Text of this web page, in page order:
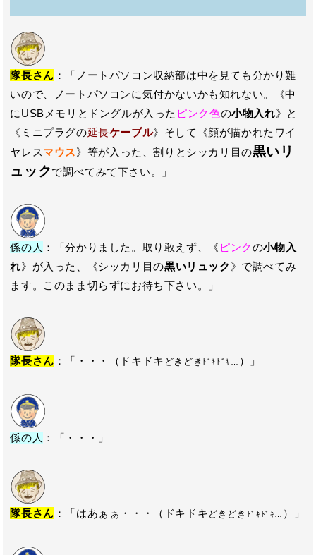
隊長さん ：「ノートパソコン収納部は中を見ても分かり難
いので、ノートパソコンに気付かないかも知れない。《中
にUSBメモリとドングルが入った ピンク色の小物入れ》と
《ミニプラグの延長ケーブル》そして《顔が描かれたワイ
ヤレスマウス》等が入った、割りとシッカリ目の黒いリ
ュックで調べてみて下さい。」
係の人 ：「分かりました。取り敢えず、《 ピンクの小物入
れ》が入った、《シッカリ目の黒いリュック 》で調べてみ
ます。このまま切らずにお待ち下さい。」
隊長さん ：「・・・（ドキドキ どきどき ﾄﾞｷﾄﾞｷ… ）」
係の人 ：「・・・」
隊長さん ：「はあぁぁ・・・（ドキドキ どきどき ﾄﾞｷﾄﾞｷ… ）」